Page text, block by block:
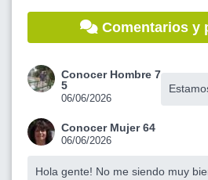
Comentarios y
Conocer Hombre 7
5
06/06/2026
Conocer Mujer 64
06/06/2026
Hola gente! No me siendo muy